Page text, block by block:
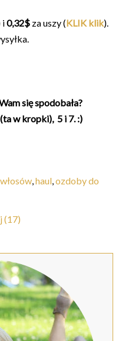
i0,32$ za uszy (KLIK klik).
się spodobała?
w kropki), 5 i 7. :)
haul ozdoby do
(17)